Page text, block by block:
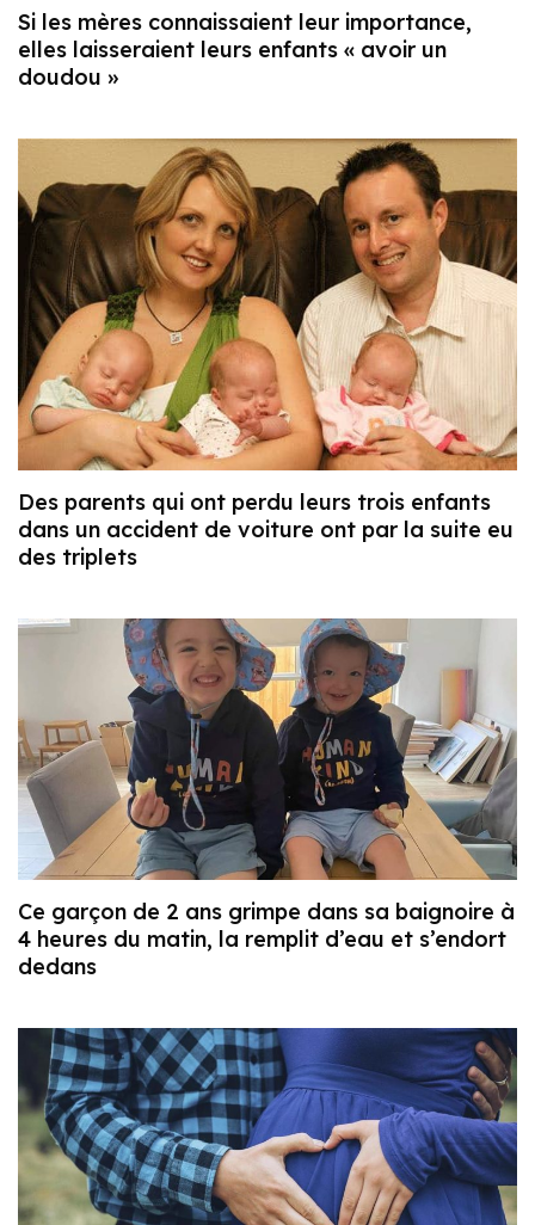
Si les mères connaissaient leur importance,
elles laisseraient leurs enfants « avoir un
doudou »
Des parents qui ont perdu leurs trois enfants
dans un accident de voiture ont par la suite eu
des triplets
Ce garçon de 2 ans grimpe dans sa baignoire à
4 heures du matin, la remplit d’eau et s’endort
dedans